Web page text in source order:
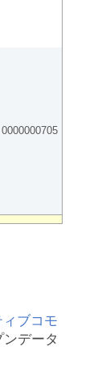
0000000705
ブコモ
データ